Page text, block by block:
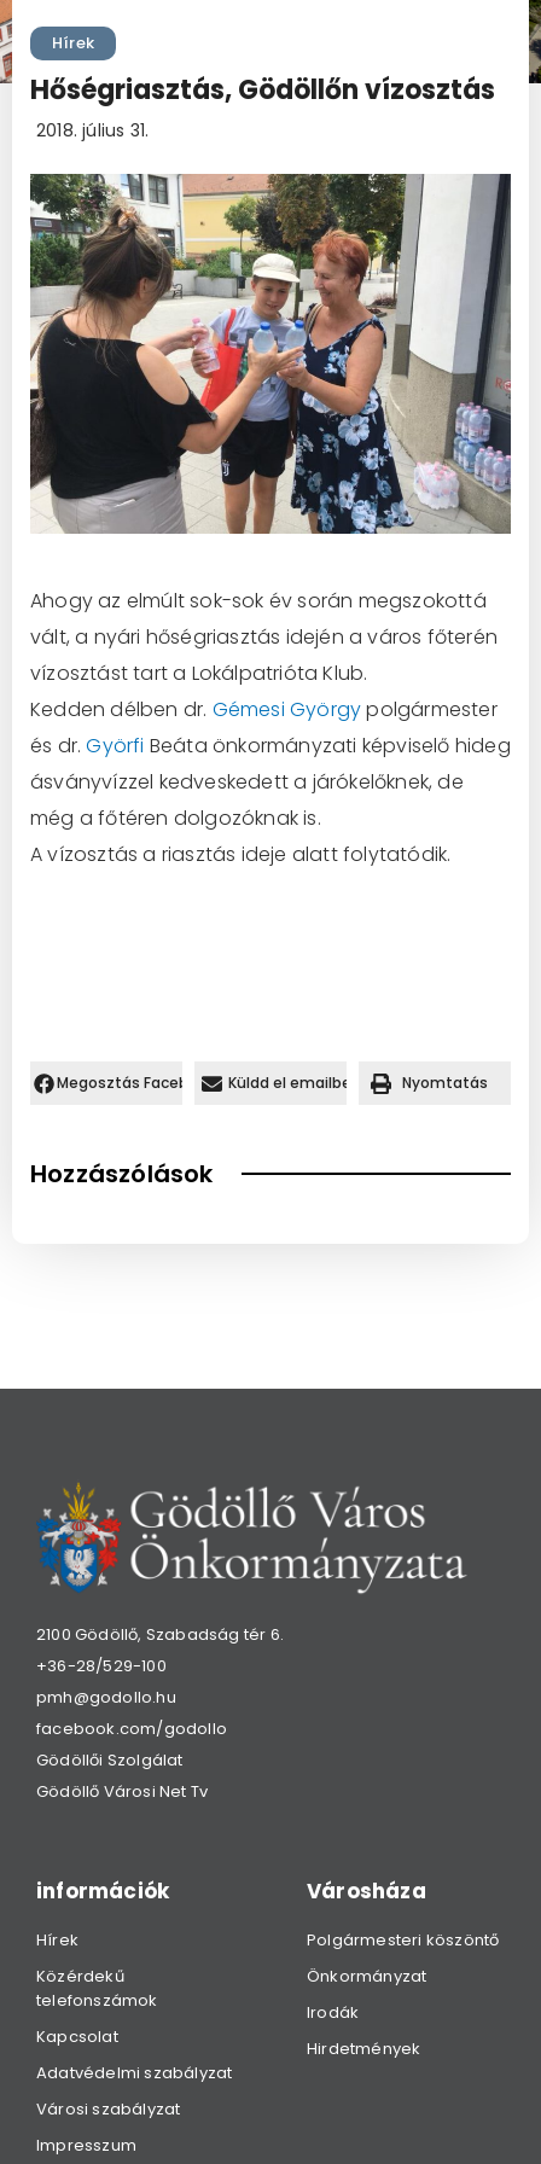
Hírek
Hőségriasztás, Gödöllőn vízosztás
2018. július 31.
Ahogy az elmúlt sok-sok év során megszokottá
vált, a nyári hőségriasztás idején a város főterén
vízosztást tart a Lokálpatrióta Klub.
Kedden délben dr. Gémesi Györgypolgármester
és dr.Györfi Beáta önkormányzati képviselő hideg
ásványvízzel kedveskedett a járókelőknek, de
még a főtéren dolgozóknak is.
A vízosztás a riasztás ideje alatt folytatódik.
Megosztás Facebookon.Küldd el emailben Nyomtatás
Hozzászólások
2100 Gödöllő, Szabadság tér 6.
+36-28/529-100
pmh@godollo.hu
facebook.com/godollo
Gödöllői Szolgálat
Gödöllő Városi Net Tv
információk
Hírek
Közérdekű
telefonszámok
Kapcsolat
Adatvédelmi szabályzat
Városi szabályzat
Impresszum
Városháza
Polgármesteri köszöntő
Önkormányzat
Irodák
Hirdetmények